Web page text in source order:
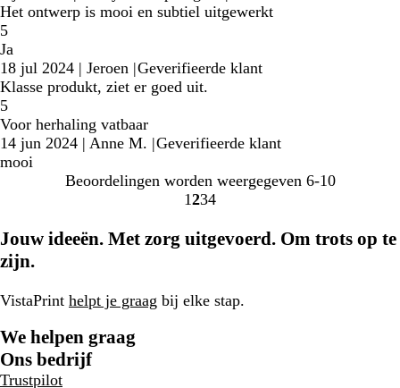
Het ontwerp is mooi en subtiel uitgewerkt
5
Ja
18 jul 2024 | Jeroen |Geverifieerde klant
Klasse produkt, ziet er goed uit.
5
Voor herhaling vatbaar
14 jun 2024 | Anne M. |Geverifieerde klant
mooi
Beoordelingen worden weergegeven 6-10
Naar
1 Naar
2Naar
3Naar
4
Jouw ideeën. Met zorg uitgevoerd. Om trots op te
zijn.
VistaPrint helpt je graag bij elke stap.
We helpen graag
Ons bedrijf
Trustpilot